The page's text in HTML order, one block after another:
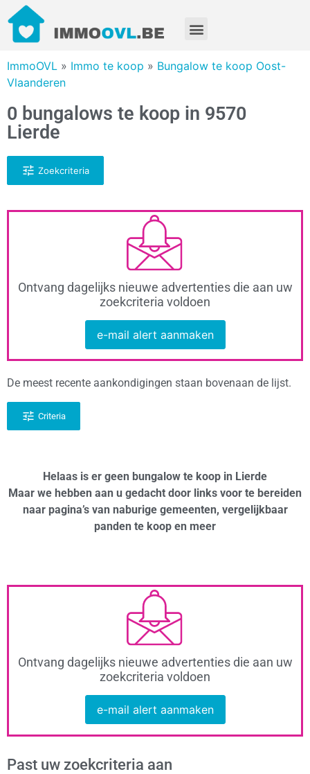
ImmoOVL » Immo te koop » Bungalow te koop Oost-
Vlaanderen
0 bungalows te koop in 9570
Lierde
Zoekcriteria
Ontvang dagelijks nieuwe advertenties die aan uw
zoekcriteria voldoen
e-mail alert aanmaken
De meest recente aankondigingen staan bovenaan de lijst.
Criteria
Helaas is er geen bungalow te koop in Lierde
Maar we hebben aan u gedacht door links voor te bereiden
naar pagina’s van naburige gemeenten, vergelijkbaar
panden te koop en meer
Ontvang dagelijks nieuwe advertenties die aan uw
zoekcriteria voldoen
e-mail alert aanmaken
Past uw zoekcriteria aan